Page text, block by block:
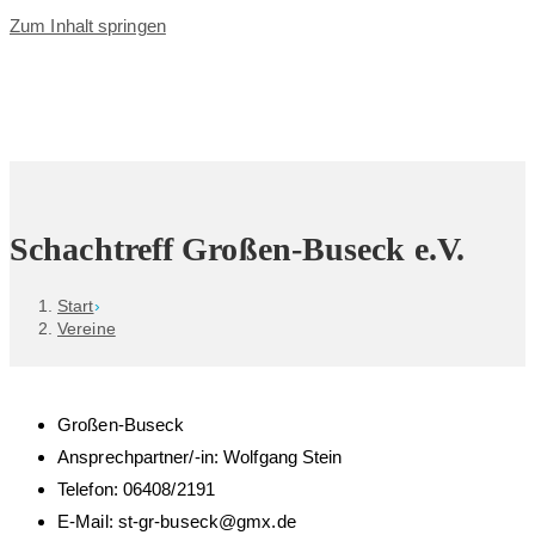
Zum Inhalt springen
Schachtreff Großen-Buseck e.V.
Start›
Vereine
Großen-Buseck
Ansprechpartner/-in: Wolfgang Stein
Telefon: 06408/2191
E-Mail: st-gr-buseck@gmx.de